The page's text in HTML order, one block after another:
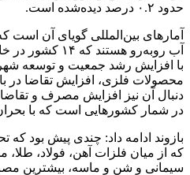
حدود ۰.۲ درصد دیده‌شده است.
آب روبه‌رو هستند
با افزایش رشد جمعیت و توسعه
محصولات فلزی، افزایش تقاضا در
دنبال آن نیز افزایش مصرف و
در شمار کشورهایی است که با
بازوند ادامه داد: چندی پیش بود که
که از میان فلزات آهن، فولاد،
سیمانی و شن و ماسه، بیشترین